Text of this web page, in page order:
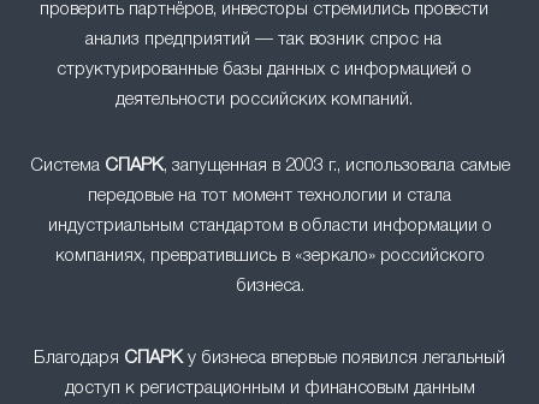
проверить партнёров, инвесторы стремились провести
анализ предприятий — так возник спрос на
структурированные базы данных с информацией о
деятельности российских компаний.
Система СПАРК, запущенная в 2003 г., использовала самые
передовые на тот момент технологии и стала
индустриальным стандартом в области информации о
компаниях, превратившись в «зеркало» российского
бизнеса.
Благодаря СПАРКу бизнеса впервые появился легальный
доступ к регистрационным и финансовым данным